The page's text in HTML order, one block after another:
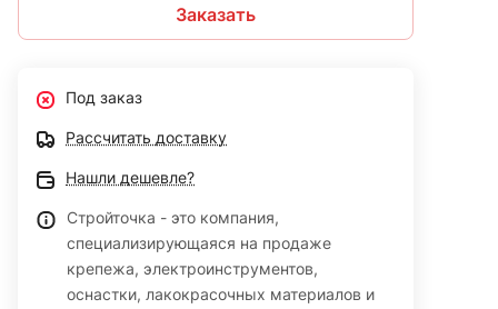
Заказать
Под заказ
Рассчитать доставку
Нашли дешевле?
Стройточка - это компания,
специализирующаяся на продаже
крепежа, электроинструментов,
оснастки, лакокрасочных материалов и